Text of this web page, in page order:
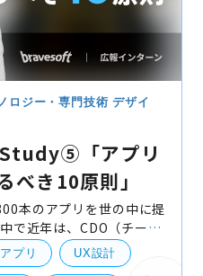
ロジー・専門技術デザイ
「アプリ
べき10原則」
本のアプリを世の中に提
で近年は、CDO（チーフ
が就任したり、
開発だけではなくデザ
アプリ UX設計